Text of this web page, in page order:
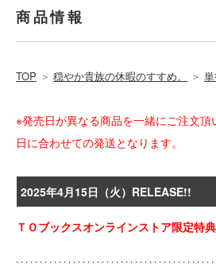
商品情報
TOP ＞ 穏やか貴族の休暇のすすめ。 ＞
※発売日が異なる商品を一緒にご注文
日に合わせての発送となります。
2025年4月15日（火）RELEASE!!
ＴＯブックスオンラインストア限定特